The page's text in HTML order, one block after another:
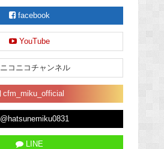
facebook
YouTube
ニコニコチャンネル
cfm_miku_official
@hatsunemiku0831
LINE